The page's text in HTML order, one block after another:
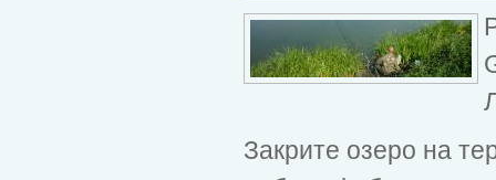
Закрите озеро на